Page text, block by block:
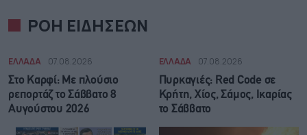
ΡΟΗ ΕΙΔΗΣΕΩΝ
ΕΛΛΑΔΑ 07.08.2026
Στο Καρφί: Με πλούσιο
ρεπορτάζ το Σάββατο 8
Αυγούστου 2026
ΕΛΛΑΔΑ 07.08.2026
Πυρκαγιές: Red Code σε
Κρήτη, Χίος, Σάμος, Ικαρίας
το Σάββατο